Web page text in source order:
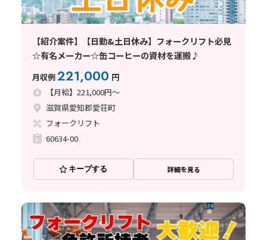
【紹介案件】【日勤&土日休み】フォークリフト必見
☆有名メーカー☆缶コーヒーの資材を運搬♪
月収例221,000 円
【月給】221,000円～
滋賀県愛知郡愛荘町
フォークリフト
60634-00
キープする 詳細を見る